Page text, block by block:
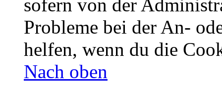
sofern von der
Probleme bei der An-
helfen, wenn du die
Nach oben